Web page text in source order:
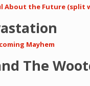
About the Future (split
Mayhem
The